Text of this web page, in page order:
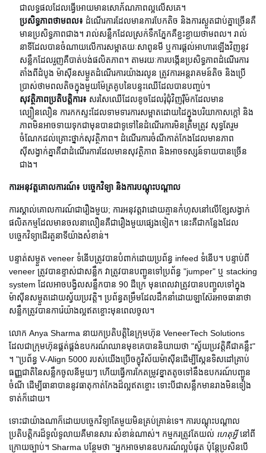
ជាលទ្ធផលដែលធ្វើអោយមានសោភ័ណភាពល្អលើសគេ។
ប្រសិទ្ធភាពថាមពល៖ ដំណើរការ​ដែល​មាន​ការ​បែក​តិច និង​ការ​ស្ងួត​ជាប់​គ្នា​ច្រើន​គឺ​
មាន​ប្រសិទ្ធភាព​ជាង។ រាល់សន្លឹកដែលស្រក់ទឹកភ្នែកគឺខ្ជះខ្ជាយថាមពល។ រាល់
នាទីដែលបានចំណាយលើការសម្អាតយៈសាពូនមី ឬការផ្តល់អាហារឡើងវិញនូវ
សន្លឹកដែលរួញគឺបាត់បង់ផលិតភាព។ តាមរយៈការបង្កើនប្រសិទ្ធភាពដំណើរការ
តាំងពីដំបូង ម៉ាស៊ីនសម្ងួតដំណើរការយ៉ាងរលូន ត្រូវការអន្តរាគមន៍តិច និងប្រើ
ប្រាស់ថាមពលតិចក្នុងមួយម៉ែត្រគូបនៃបន្ទះឈើដែលបានបញ្ចប់។
សុវត្ថិភាពប្រតិបត្តិការ៖ សរសៃឈើដែលខូចដែលរុំជុំវិញរ៉ឺម៉កដែលមាន
ល្បឿនលឿន ការកកស្ទះដែលទាមទារការសម្អាតដោយដៃក្នុងបរិយាកាសក្តៅ និង
ភាពមិនអាចទាយទុកជាមុនបានជាទូទៅនៃដំណើរការមិនត្រឹមត្រូវ សុទ្ធតែរួម
ចំណែកដល់គ្រោះថ្នាក់សុវត្ថិភាព។ ដំណើរ​ការ​ចំណី​កាត់​កែង​ដែល​មាន​ភាព​
ស៊ីសង្វាក់​គ្នា​គឺ​ជា​ដំណើរ​ការ​ដែល​មាន​សុវត្ថិភាព​ និង​អាច​ទស្សន៍ទាយ​បាន​ច្រើន​
ជាង។
ការអនុវត្តគោលការណ៍៖ បច្ចេកវិទ្យា និងការបណ្តុះបណ្តាល
ការ​ស្គាល់​គោលការណ៍​ជា​រឿង​មួយ; ការអនុវត្តវាដោយគ្មានកំហុសនៅលើខ្សែសង្វាក់
ផលិតកម្មដែលមានចលនាលឿនគឺជារឿងមួយផ្សេងទៀត។ នេះគឺជាកន្លែងដែល
បច្ចេកវិទ្យាដើរតួនាទីយ៉ាងសំខាន់។
បន្ទាត់សម្ងួត veneer ទំនើបត្រូវបានបំពាក់ដោយប្រព័ន្ធ infeed ទំនើប។ បន្ទាប់ពី
veneer ត្រូវបានខ្ទាស់ជាសន្លឹក វាត្រូវបានបញ្ជូនទៅប្រព័ន្ធ "jumper" ឬ stacking
system ដែលអាចបង្វិលសន្លឹកបាន 90 ដឺក្រេ មុនពេលវាត្រូវបានបញ្ចូលទៅក្នុង
ម៉ាស៊ីនសម្ងួតដោយស្វ័យប្រវត្តិ។ ប្រព័ន្ធតម្រឹមដែលដឹកនាំដោយឡាស៊ែរអាចធានាថា
សន្លឹកត្រូវបានការ៉េយ៉ាងល្អឥតខ្ចោះមុនពេលចូល។
លោក Anya Sharma នាយកប្រតិបត្តិនៃក្រុមហ៊ុន VeneerTech Solutions
ដែលជាក្រុមហ៊ុនផ្គត់ផ្គង់ឧបករណ៍ឈានមុខគេបាននិយាយថា "ស្វ័យប្រវត្តិគឺជាគន្លឹះ"
។ "ប្រព័ន្ធ V-Align 5000 របស់យើងប្រើចក្ខុវិស័យម៉ាស៊ីនដើម្បីស្កែនទិសដៅគ្រាប់
ធញ្ញជាតិនៃសន្លឹកចូលនីមួយៗ ហើយធ្វើការកែតម្រូវខ្នាតតូចទៅនឹងឧបករណ៍បញ្ជូន
ចំណី ដើម្បីធានាបាននូវធាតុកាត់កែងដ៏ល្អឥតខ្ចោះ ទោះបីជាសន្លឹកមានរាងមិនទៀង
ទាត់ក៏ដោយ។
ទោះជាយ៉ាងណាក៏ដោយបច្ចេកវិទ្យាតែមួយមិនគ្រប់គ្រាន់ទេ។ ការបណ្តុះបណ្តាល
ប្រតិបត្តិករដ៏ទូលំទូលាយគឺមានសារៈសំខាន់ណាស់។ កម្មករត្រូវតែយល់ ហេតុអ្វីនៅពី
ក្រោយច្បាប់។ Sharma បន្ថែមថា "អ្នកអាចមានឧបករណ៍ល្អបំផុត ប៉ុន្តែប្រសិនបើ